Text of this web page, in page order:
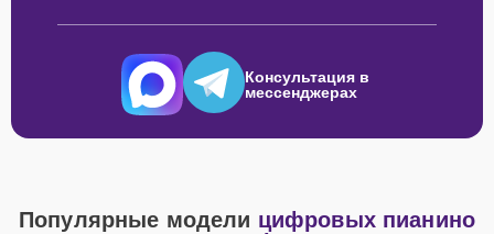
Консультация в
мессенджерах
Популярные модели цифровых пианино